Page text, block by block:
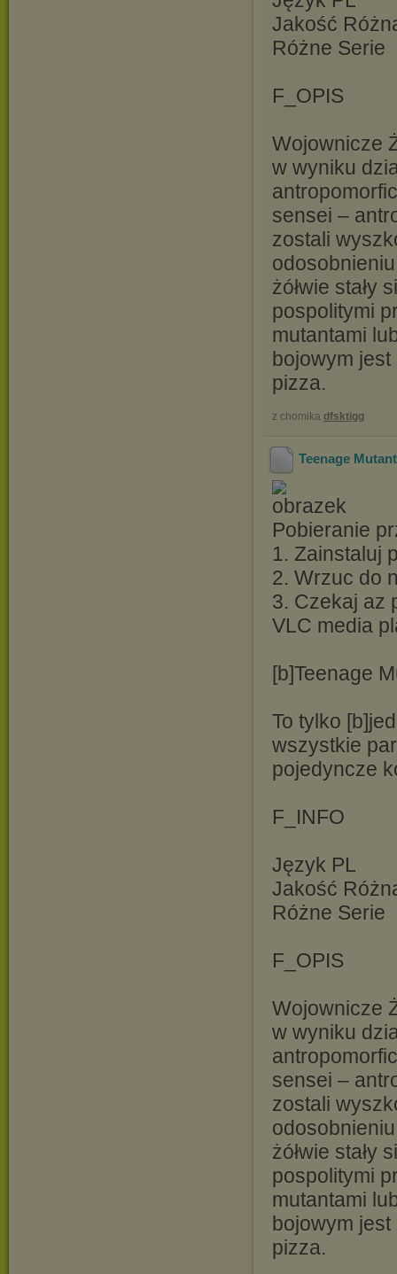
Jakość
Różne Serie
F_OPIS
Wojownicze
w wyniku
sensei –
zostali
żółwie stały
pospolitymi
mutantami
bojowym jest
pizza.
z chomika dfsktigg
Teenage
Pobieranie
1. Zainstaluj
2. Wrzuc do
3. Czekaj az
VLC media
[b]Teenage
To tylko
wszystkie
pojedyncze
F_INFO
Język PL
Jakość
Różne Serie
F_OPIS
Wojownicze
w wyniku
sensei –
zostali
żółwie stały
pospolitymi
mutantami
bojowym jest
pizza.